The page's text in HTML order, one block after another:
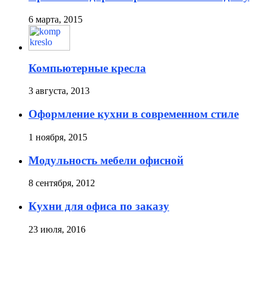
6 марта, 2015
Компьютерные кресла
3 августа, 2013
Оформление кухни в современном стиле
1 ноября, 2015
Модульность мебели офисной
8 сентября, 2012
Кухни для офиса по заказу
23 июля, 2016